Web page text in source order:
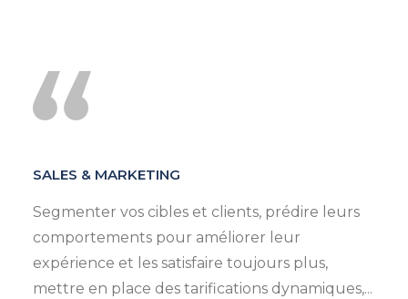
SALES & MARKETING
Segmenter vos cibles et clients, prédire leurs
comportements pour améliorer leur
expérience et les satisfaire toujours plus,
mettre en place des tarifications dynamiques,...